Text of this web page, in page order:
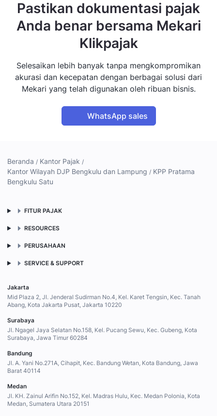
Pastikan dokumentasi pajak
Anda benar bersama Mekari
Klikpajak
Selesaikan lebih banyak tanpa mengkompromikan
akurasi dan kecepatan dengan berbagai solusi dari
Mekari yang telah digunakan oleh ribuan bisnis.
WhatsApp sales
Beranda
Kantor Pajak
Kantor Wilayah DJP Bengkulu dan Lampung
KPP Pratama
Bengkulu Satu
FITUR PAJAK
RESOURCES
PERUSAHAAN
SERVICE & SUPPORT
Jakarta
Mid Plaza 2, Jl. Jenderal Sudirman No.4, Kel. Karet Tengsin, Kec. Tanah
Abang, Kota Jakarta Pusat, Jakarta 10220
Surabaya
Jl. Ngagel Jaya Selatan No.158, Kel. Pucang Sewu, Kec. Gubeng, Kota
Surabaya, Jawa Timur 60284
Bandung
Jl. A. Yani No.271A, Cihapit, Kec. Bandung Wetan, Kota Bandung, Jawa
Barat 40114
Medan
Jl. KH. Zainul Arifin No.152, Kel. Madras Hulu, Kec. Medan Polonia, Kota
Medan, Sumatera Utara 20151